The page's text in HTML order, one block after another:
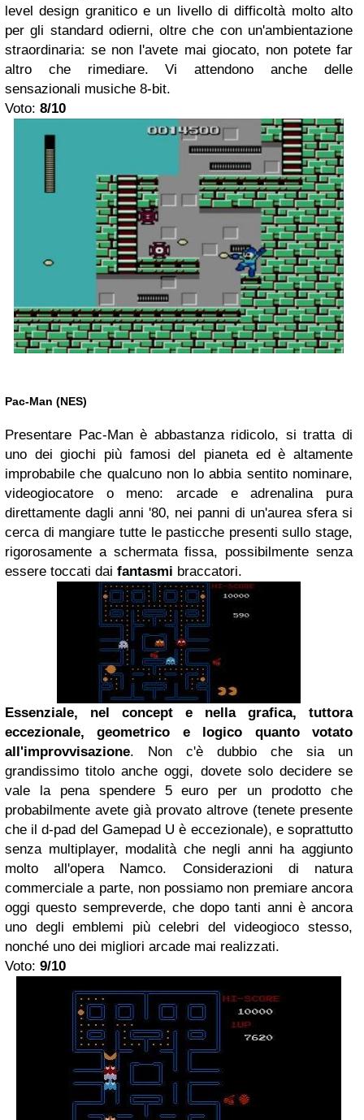
level design granitico e un livello di difficoltà molto alto
per gli standard odierni, oltre che con un'ambientazione
straordinaria: se non l'avete mai giocato, non potete far
altro che rimediare. Vi attendono anche delle
sensazionali musiche 8-bit.
Voto: 8/10
Pac-Man (NES)
Presentare Pac-Man è abbastanza ridicolo, si tratta di
uno dei giochi più famosi del pianeta ed è altamente
improbabile che qualcuno non lo abbia sentito nominare,
videogiocatore o meno: arcade e adrenalina pura
direttamente dagli anni '80, nei panni di un'aurea sfera si
cerca di mangiare tutte le pasticche presenti sullo stage,
rigorosamente a schermata fissa, possibilmente senza
essere toccati dai fantasmi braccatori.
Essenziale, nel concept e nella grafica, tuttora
eccezionale, geometrico e logico quanto votato
all'improvvisazione. Non c'è dubbio che sia un
grandissimo titolo anche oggi, dovete solo decidere se
vale la pena spendere 5 euro per un prodotto che
probabilmente avete già provato altrove (tenete presente
che il d-pad del Gamepad U è eccezionale), e soprattutto
senza multiplayer, modalità che negli anni ha aggiunto
molto all'opera Namco. Considerazioni di natura
commerciale a parte, non possiamo non premiare ancora
oggi questo sempreverde, che dopo tanti anni è ancora
uno degli emblemi più celebri del videogioco stesso,
nonché uno dei migliori arcade mai realizzati.
Voto: 9/10